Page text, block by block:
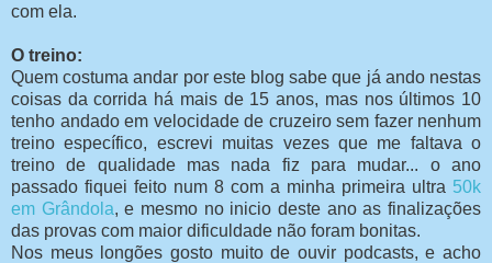
com ela.
O treino:
Quem costuma andar por este blog sabe que já ando nestas
coisas da corrida há mais de 15 anos, mas nos últimos 10
tenho andado em velocidade de cruzeiro sem fazer nenhum
treino específico, escrevi muitas vezes que me faltava o
treino de qualidade mas nada fiz para mudar... o ano
passado fiquei feito num 8 com a minha primeira ultra 50k
em Grândola, e mesmo no inicio deste ano as finalizações
das provas com maior dificuldade não foram bonitas.
Nos meus longões gosto muito de ouvir podcasts, e acho